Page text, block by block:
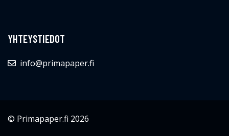
YHTEYSTIEDOT
info@primapaper.fi
© Primapaper.fi 2026